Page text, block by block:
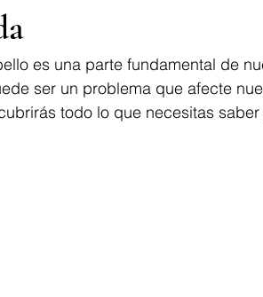
es una parte fundamental de
ser un problema que afecte
todo lo que necesitas